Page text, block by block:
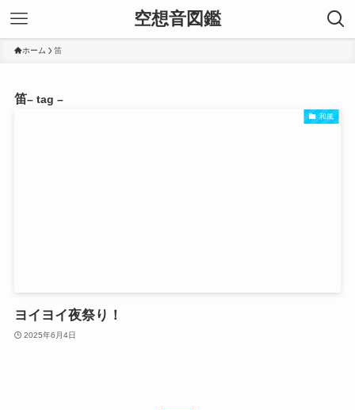
空想音図鑑
ホーム 笛
笛– tag –
和風
ヨイヨイ夜祭り！
2025年6月4日